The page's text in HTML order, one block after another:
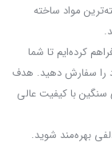
مواد ساخته
کرده‌ایم تا شما
را سفارش دهید. هدف
سنگین با کیفیت عالی
بهره‌مند شوید.